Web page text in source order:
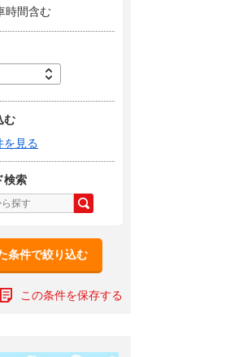
時間含む
む
を見る
検索
条件で絞り込む
この条件を保存する